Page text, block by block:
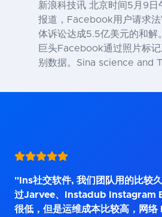
新浪科技讯 北京时间5月9日
报道，Facebook用户请求
体诉讼达成5.5亿美元的和解
巨头Facebook通过照片标
别数据。Sina science and
"Ins社交软件, 我们团队用的比较
过Jarvee、Instadub Instagram
很低，但是运维成本比较高，网络